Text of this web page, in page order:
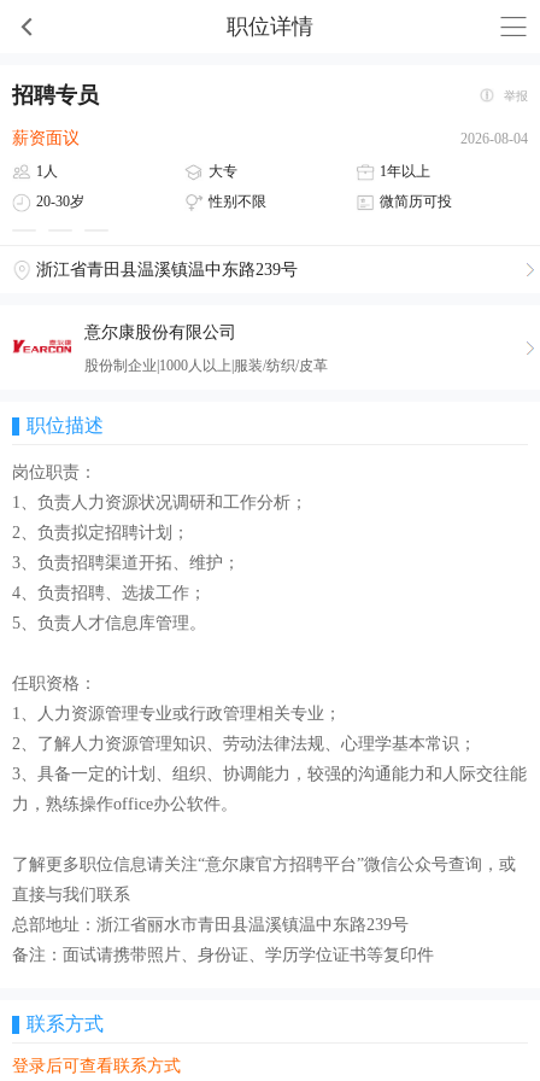
职位详情
招聘专员 举报
薪资面议
2026-08-04
1人
大专
1年以上
20-30岁
性别不限 微简历可投
浙江省青田县温溪镇温中东路239号
意尔康股份有限公司
股份制企业|1000人以上|服装/纺织/皮革
职位描述
岗位职责：
1、负责人力资源状况调研和工作分析；
2、负责拟定招聘计划；
3、负责招聘渠道开拓、维护；
4、负责招聘、选拔工作；
5、负责人才信息库管理。
任职资格：
1、人力资源管理专业或行政管理相关专业；
2、了解人力资源管理知识、劳动法律法规、心理学基本常识；
3、具备一定的计划、组织、协调能力，较强的沟通能力和人际交往能
力，熟练操作office办公软件。
了解更多职位信息请关注“意尔康官方招聘平台”微信公众号查询，或
直接与我们联系
总部地址：浙江省丽水市青田县温溪镇温中东路239号
备注：面试请携带照片、身份证、学历学位证书等复印件
联系方式
登录后可查看联系方式